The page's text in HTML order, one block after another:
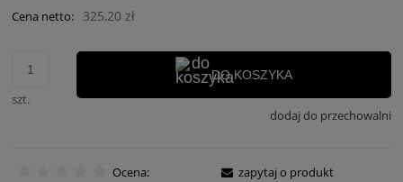
Cena netto: 325,20 zł
szt.
DO KOSZYKA
dodaj do przechowalni
Ocena:
zapytaj o produkt